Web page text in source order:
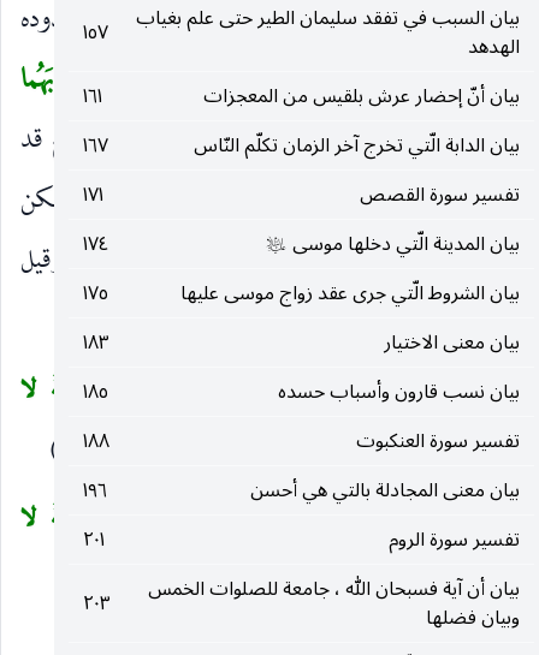
بيان السبب في تفقد سليمان الطير حتى علم بغياب
الهدهد
١٥٧
بيان أنّ إحضار عرش بلقيس من المعجزات
١٦١
بيان الدابة الّتي تخرج آخر الزمان تكلّم النّاس
١٦٧
تفسير سورة القصص
١٧١
بيان المدينة الّتي دخلها موسى عليه‌السلام
١٧٤
بيان الشروط الّتي جرى عقد زواج موسى عليها
١٧٥
بيان معنى الاختيار
١٨٣
بيان نسب قارون وأسباب حسده
١٨٥
تفسير سورة العنكبوت
١٨٨
بيان معنى المجادلة بالتي هي أحسن
١٩٦
تفسير سورة الروم
٢٠١
بيان أن آية فسبحان الله ، جامعة للصلوات الخمس
وبيان فضلها
٢٠٣
الجد في طاعة الله تعالى والاجتهاد في إقامة حدوده
وأحكامه ، وهو من باب التهييج.
وَلْيَشْهَدْ عَذابَهُما
طائِفَةٌ مِنَ الْمُؤْمِنِينَ)زيادة في التنكيل فإن التفضيح قد
ينكل أكثر مما ينكل التعذيب ، وال
فرقة يمكن
أن تكون حافة حول شيء من الطوف وأقلها ثلاثة وقيل
واحدا واثنان ، والمراد جمع يحصل به التشهير.
(الزَّانِي لا يَنْكِحُ إِلاَّ زانِيَةً أَوْ مُشْرِكَةً وَالزَّانِيَةُ لا
يَنْكِحُها إِلاَّ زانٍ أَوْ مُشْرِكٌ وَحُرِّمَ ذلِكَ عَلَى الْمُؤْمِنِينَ)
الزَّانِي لا يَنْكِحُ إِلَّا زانِيَةً أَوْ مُشْرِكَةً وَالزَّانِيَةُ لا
يَنْكِحُها إِلَّا زانٍ أَوْ مُشْرِكٌ)إذ الغالب أن المائل إلى الزنا